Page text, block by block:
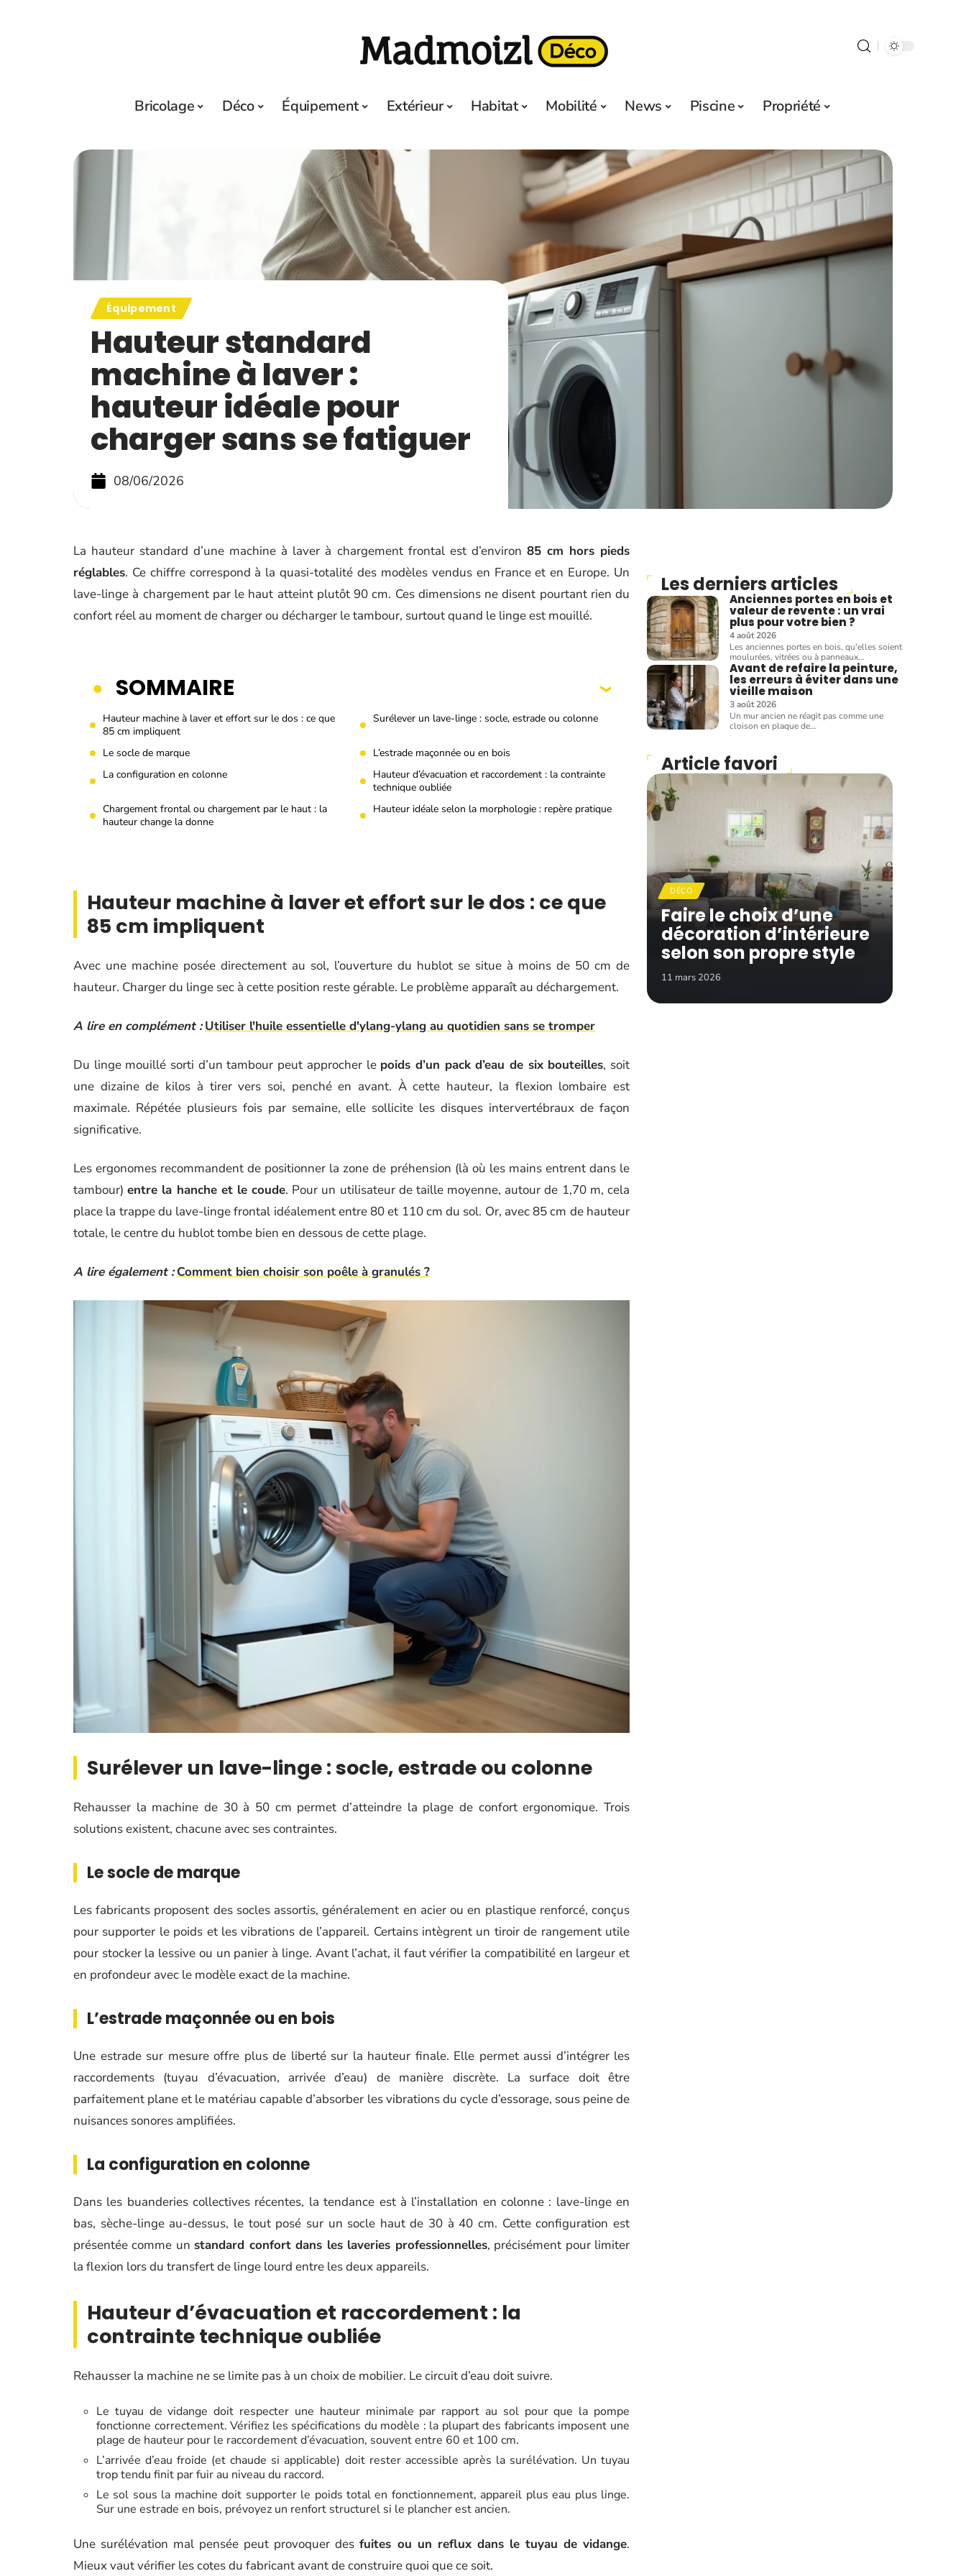
Bricolage Déco Équipement Extérieur Habitat Mobilité News Piscine Propriété
Équipement
Hauteur standard
machine à laver :
hauteur idéale pour
charger sans se fatiguer
08/06/2026
La hauteur standard d’une machine à laver à chargement frontal est d’environ 85 cm hors pieds
réglables. Ce chiffre correspond à la quasi-totalité des modèles vendus en France et en Europe. Un
lave-linge à chargement par le haut atteint plutôt 90 cm. Ces dimensions ne disent pourtant rien du
confort réel au moment de charger ou décharger le tambour, surtout quand le linge est mouillé.
SOMMAIRE
Hauteur machine à laver et effort sur le dos : ce que
85 cm impliquent
Surélever un lave-linge : socle, estrade ou colonne
Le socle de marque
L’estrade maçonnée ou en bois
La configuration en colonne
Hauteur d’évacuation et raccordement : la contrainte
technique oubliée
Chargement frontal ou chargement par le haut : la
hauteur change la donne
Hauteur idéale selon la morphologie : repère pratique
Hauteur machine à laver et effort sur le dos : ce que
85 cm impliquent
Avec une machine posée directement au sol, l’ouverture du hublot se situe à moins de 50 cm de
hauteur. Charger du linge sec à cette position reste gérable. Le problème apparaît au déchargement.
A lire en complément : Utiliser l'huile essentielle d'ylang-ylang au quotidien sans se tromper
Du linge mouillé sorti d’un tambour peut approcher le poids d’un pack d’eau de six bouteilles, soit
une dizaine de kilos à tirer vers soi, penché en avant. À cette hauteur, la flexion lombaire est
maximale. Répétée plusieurs fois par semaine, elle sollicite les disques intervertébraux de façon
significative.
Les ergonomes recommandent de positionner la zone de préhension (là où les mains entrent dans le
tambour)entre la hanche et le coude. Pour un utilisateur de taille moyenne, autour de 1,70 m, cela
place la trappe du lave-linge frontal idéalement entre 80 et 110 cm du sol. Or, avec 85 cm de hauteur
totale, le centre du hublot tombe bien en dessous de cette plage.
A lire également : Comment bien choisir son poêle à granulés ?
Surélever un lave-linge : socle, estrade ou colonne
Rehausser la machine de 30 à 50 cm permet d’atteindre la plage de confort ergonomique. Trois
solutions existent, chacune avec ses contraintes.
Le socle de marque
Les fabricants proposent des socles assortis, généralement en acier ou en plastique renforcé, conçus
pour supporter le poids et les vibrations de l’appareil. Certains intègrent un tiroir de rangement utile
pour stocker la lessive ou un panier à linge. Avant l’achat, il faut vérifier la compatibilité en largeur et
en profondeur avec le modèle exact de la machine.
L’estrade maçonnée ou en bois
Une estrade sur mesure offre plus de liberté sur la hauteur finale. Elle permet aussi d’intégrer les
raccordements (tuyau d’évacuation, arrivée d’eau) de manière discrète. La surface doit être
parfaitement plane et le matériau capable d’absorber les vibrations du cycle d’essorage, sous peine de
nuisances sonores amplifiées.
La configuration en colonne
Dans les buanderies collectives récentes, la tendance est à l’installation en colonne : lave-linge en
bas, sèche-linge au-dessus, le tout posé sur un socle haut de 30 à 40 cm. Cette configuration est
présentée comme un standard confort dans les laveries professionnelles, précisément pour limiter
la flexion lors du transfert de linge lourd entre les deux appareils.
Hauteur d’évacuation et raccordement : la
contrainte technique oubliée
Rehausser la machine ne se limite pas à un choix de mobilier. Le circuit d’eau doit suivre.
Le tuyau de vidange doit respecter une hauteur minimale par rapport au sol pour que la pompe
fonctionne correctement. Vérifiez les spécifications du modèle : la plupart des fabricants imposent une
plage de hauteur pour le raccordement d’évacuation, souvent entre 60 et 100 cm.
L’arrivée d’eau froide (et chaude si applicable) doit rester accessible après la surélévation. Un tuyau
trop tendu finit par fuir au niveau du raccord.
Le sol sous la machine doit supporter le poids total en fonctionnement, appareil plus eau plus linge.
Sur une estrade en bois, prévoyez un renfort structurel si le plancher est ancien.
Une surélévation mal pensée peut provoquer desfuites ou un reflux dans le tuyau de vidange.
Mieux vaut vérifier les cotes du fabricant avant de construire quoi que ce soit.
Les derniers articles
Anciennes portes en bois et
valeur de revente : un vrai
plus pour votre bien ?
4 août 2026
Les anciennes portes en bois, qu'elles soient
moulurées, vitrées ou à panneaux…
Avant de refaire la peinture,
les erreurs à éviter dans une
vieille maison
3 août 2026
Un mur ancien ne réagit pas comme une
cloison en plaque de…
Article favori
DÉCO
Faire le choix d’une
décoration d’intérieure
selon son propre style
11 mars 2026